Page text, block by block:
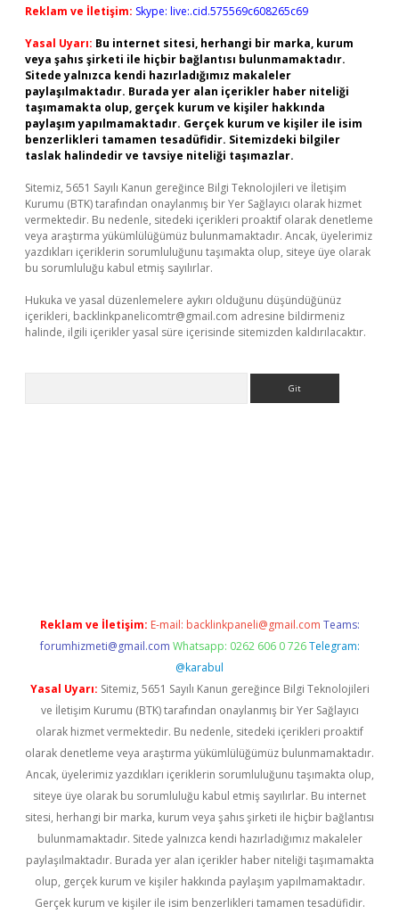
Reklam ve İletişim: Skype: live:.cid.575569c608265c69
Yasal Uyarı: Bu internet sitesi, herhangi bir marka, kurum
veya şahıs şirketi ile hiçbir bağlantısı bulunmamaktadır.
Sitede yalnızca kendi hazırladığımız makaleler
paylaşılmaktadır. Burada yer alan içerikler haber niteliği
taşımamakta olup, gerçek kurum ve kişiler hakkında
paylaşım yapılmamaktadır. Gerçek kurum ve kişiler ile isim
benzerlikleri tamamen tesadüfidir. Sitemizdeki bilgiler
taslak halindedir ve tavsiye niteliği taşımazlar.
Sitemiz, 5651 Sayılı Kanun gereğince Bilgi Teknolojileri ve İletişim
Kurumu (BTK) tarafından onaylanmış bir Yer Sağlayıcı olarak hizmet
vermektedir. Bu nedenle, sitedeki içerikleri proaktif olarak denetleme
veya araştırma yükümlülüğümüz bulunmamaktadır. Ancak, üyelerimiz
yazdıkları içeriklerin sorumluluğunu taşımakta olup, siteye üye olarak
bu sorumluluğu kabul etmiş sayılırlar.
Hukuka ve yasal düzenlemelere aykırı olduğunu düşündüğünüz
içerikleri, backlinkpanelicomtr@gmail.com adresine bildirmeniz
halinde, ilgili içerikler yasal süre içerisinde sitemizden kaldırılacaktır.
Reklam ve İletişim: E-mail: backlinkpaneli@gmail.com Teams:
forumhizmeti@gmail.com Whatsapp: 0262 606 0 726 Telegram:
@karabul
Yasal Uyarı: Sitemiz, 5651 Sayılı Kanun gereğince Bilgi Teknolojileri
ve İletişim Kurumu (BTK) tarafından onaylanmış bir Yer Sağlayıcı
olarak hizmet vermektedir. Bu nedenle, sitedeki içerikleri proaktif
olarak denetleme veya araştırma yükümlülüğümüz bulunmamaktadır.
Ancak, üyelerimiz yazdıkları içeriklerin sorumluluğunu taşımakta olup,
siteye üye olarak bu sorumluluğu kabul etmiş sayılırlar. Bu internet
sitesi, herhangi bir marka, kurum veya şahıs şirketi ile hiçbir bağlantısı
bulunmamaktadır. Sitede yalnızca kendi hazırladığımız makaleler
paylaşılmaktadır. Burada yer alan içerikler haber niteliği taşımamakta
olup, gerçek kurum ve kişiler hakkında paylaşım yapılmamaktadır.
Gerçek kurum ve kişiler ile isim benzerlikleri tamamen tesadüfidir.